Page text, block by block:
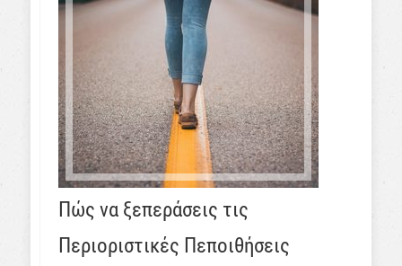
Πώς να ξεπεράσεις τις
Περιοριστικές Πεποιθήσεις